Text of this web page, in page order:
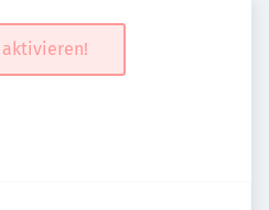
aktivieren!